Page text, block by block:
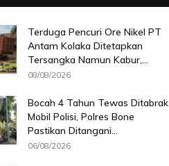
Terduga Pencuri Ore Nikel PT
Antam Kolaka Ditetapkan
Tersangka Namun Kabur,...
08/08/2026
Bocah 4 Tahun Tewas Ditabrak
Mobil Polisi, Polres Bone
Pastikan Ditangani...
06/08/2026